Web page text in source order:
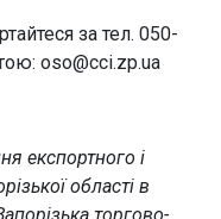
за тел. 050-
oso@cci.zp.ua
експортного і
області в